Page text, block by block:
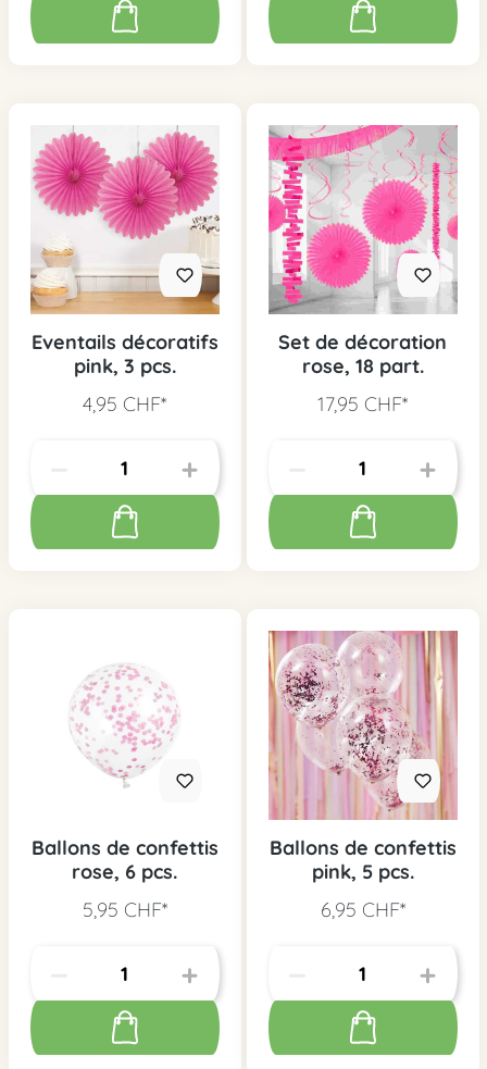
Eventails décoratifs
pink, 3 pcs.
4,95 CHF*
Set de décoration
rose, 18 part.
17,95 CHF*
Ballons de confettis
rose, 6 pcs.
5,95 CHF*
Ballons de confettis
pink, 5 pcs.
6,95 CHF*